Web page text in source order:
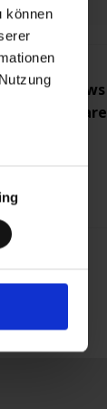
können
CA
LabWindows
Firmware